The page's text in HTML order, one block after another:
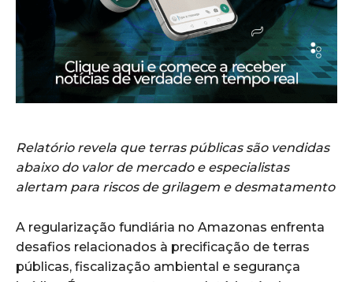
Relatório revela que terras públicas são vendidas
abaixo do valor de mercado e especialistas
alertam para riscos de grilagem e desmatamento
A regularização fundiária no Amazonas enfrenta
desafios relacionados à precificação de terras
públicas, fiscalização ambiental e segurança